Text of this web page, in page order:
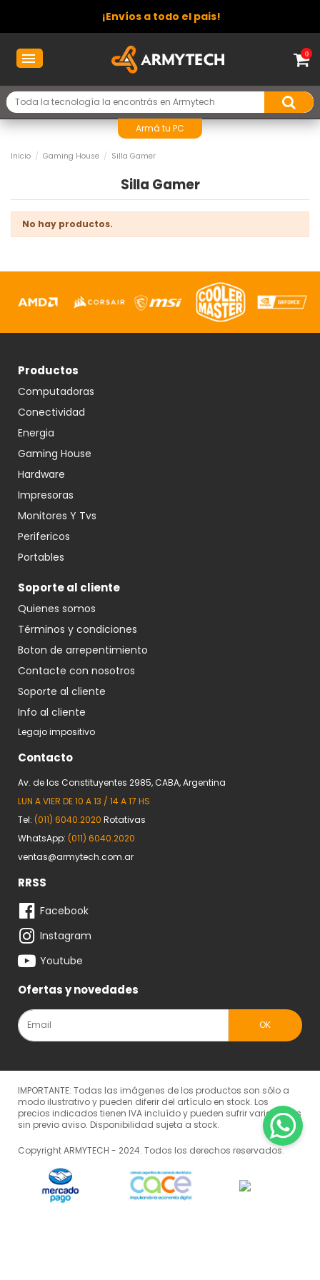
¡Envíos a todo el pais!
0
Armá tu PC
Inicio Gaming House Silla Gamer
Silla Gamer
No hay productos.
Productos
Computadoras
Conectividad
Energia
Gaming House
Hardware
Impresoras
Monitores Y Tvs
Perifericos
Portables
Soporte al cliente
Quienes somos
Términos y condiciones
Boton de arrepentimiento
Contacte con nosotros
Soporte al cliente
Info al cliente
Legajo impositivo
Contacto
Av. de los Constituyentes 2985, CABA, Argentina
LUN A VIER DE 10 A 13 / 14 A 17 HS
Tel: (011) 6040.2020 Rotativas
WhatsApp: (011) 6040.2020
ventas@armytech.com.ar
RRSS
Facebook
Instagram
Youtube
Ofertas y novedades
IMPORTANTE: Todas las imágenes de los productos son sólo a
modo ilustrativo y pueden diferir del artículo en stock. Los
precios indicados tienen IVA incluído y pueden sufrir variaciones
sin previo aviso. Disponibilidad sujeta a stock.
Copyright ARMYTECH - 2024. Todos los derechos reservados.